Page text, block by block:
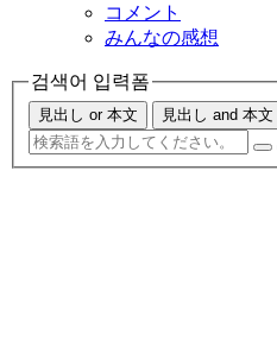
コメント
みんなの感想
검색어 입력폼
見出し or 本文 見出し and 本文